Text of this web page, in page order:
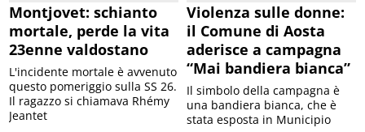
Montjovet: schianto
mortale, perde la vita
23enne valdostano
L'incidente mortale è avvenuto
questo pomeriggio sulla SS 26.
Il ragazzo si chiamava Rhémy
Jeantet
Violenza sulle donne:
il Comune di Aosta
aderisce a campagna
“Mai bandiera bianca”
Il simbolo della campagna è
una bandiera bianca, che è
stata esposta in Municipio